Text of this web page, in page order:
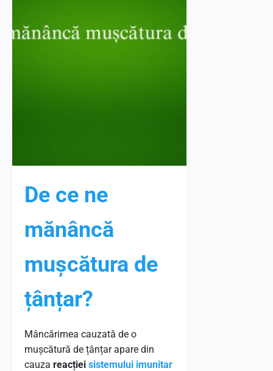
De ce ne
mănâncă
mușcătura de
țânțar?
Mâncărimea cauzată de o
mușcătură de țânțar apare din
cauza reacției sistemului imunitar